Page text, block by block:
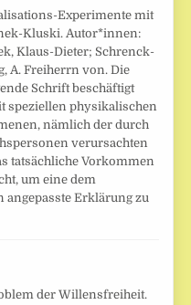
Experimente mit
Kluski. Autor*innen:
Klaus-Dieter; Schrenck-
A. Freiherrn von. Die
Schrift beschäftigt
speziellen physikalischen
nämlich der durch
verursachten
tatsächliche Vorkommen
um eine dem
Erklärung zu
der Willensfreiheit.